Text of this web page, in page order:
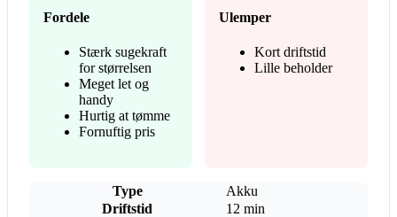
Fordele
Stærk sugekraft
for størrelsen
Meget let og
handy
Hurtig at tømme
Fornuftig pris
Ulemper
Kort driftstid
Lille beholder
Type
Akku
Driftstid
12 min